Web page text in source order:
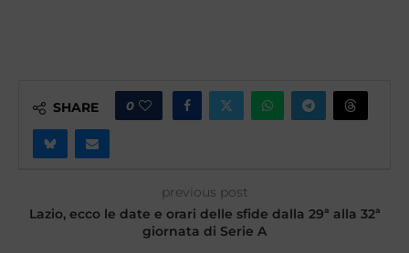
SHARE 0
previous post
Lazio, ecco le date e orari delle sfide dalla 29ª alla 32ª
giornata di Serie A